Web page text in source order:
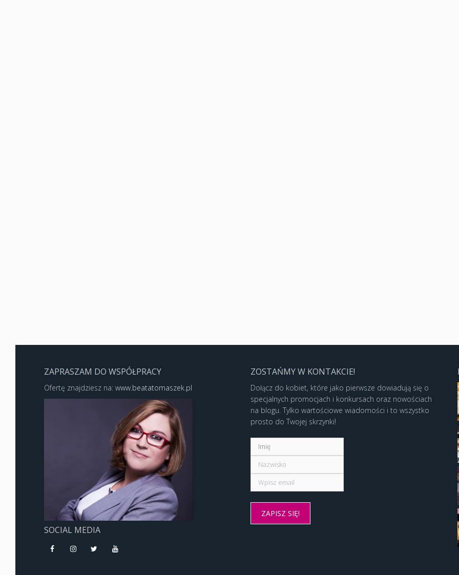
ZAPRASZAM DO WSPÓŁPRACY
Ofertę znajdziesz na: www.beatatomaszek.pl
SOCIAL MEDIA
ZOSTAŃMY W KONTAKCIE!
Dołącz do kobiet, które jako pierwsze dowiadują się o
specjalnych promocjach i konkursach oraz nowościach
na blogu. Tylko wartościowe wiadomości i to wszystko
prosto do Twojej skrzynki!